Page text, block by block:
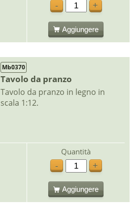
-
+
Aggiungere
Mb0370
Tavolo da pranzo
Tavolo da pranzo in legno in
scala 1:12.
Quantità
-
+
Aggiungere